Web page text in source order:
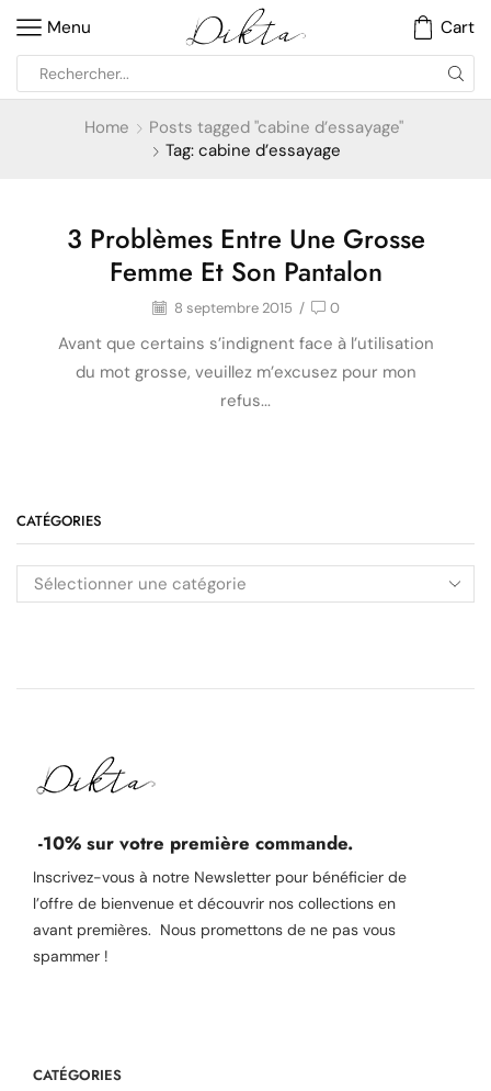
Menu Cart
Home
Posts tagged "cabine d’essayage"
Tag: cabine d’essayage
Mode3 Problèmes Entre Une Grosse
Femme Et Son Pantalon
8 septembre 2015 / 0
Avant que certains s’indignent face à l’utilisation
du mot grosse, veuillez m’excusez pour mon
refus...
CATÉGORIES
-10% sur votre première commande.
Inscrivez-vous à notre Newsletter pour bénéficier de
l’offre de bienvenue et découvrir nos collections en
avant premières. Nous promettons de ne pas vous
spammer !
CATÉGORIES